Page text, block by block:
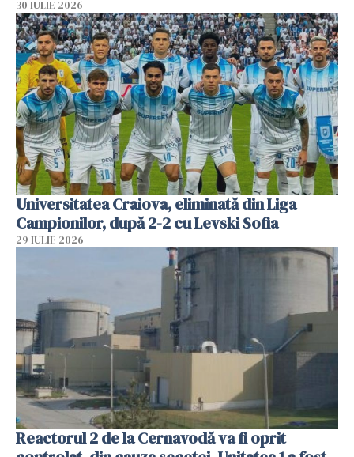
30 IULIE 2026
Universitatea Craiova, eliminată din Liga
Campionilor, după 2-2 cu Levski Sofia
29 IULIE 2026
Reactorul 2 de la Cernavodă va fi oprit